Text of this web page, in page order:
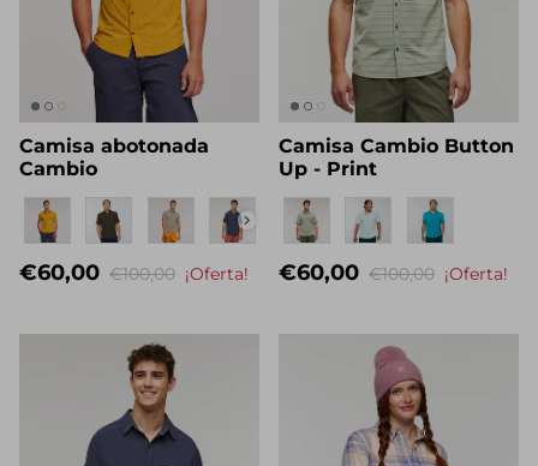
Camisa abotonada
Cambio
Nombre propio
€60,00 €100,00 ¡Oferta!
Camisa Cambio Button
Up - Print
Nombre propio
€60,00 €100,00 ¡Oferta!